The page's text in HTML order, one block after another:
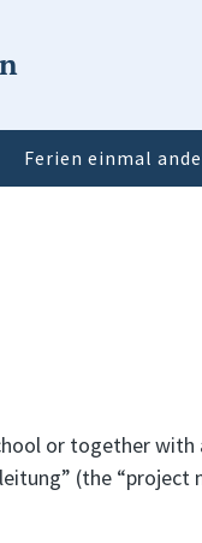
Ferien einmal
or together
(the